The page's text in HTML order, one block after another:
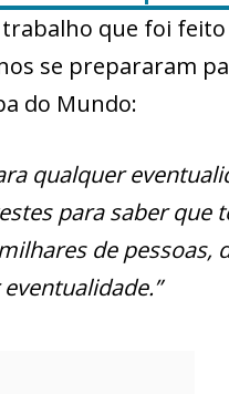
que foi
se prepararam
do Mundo:
qualquer
para saber que
de pessoas,